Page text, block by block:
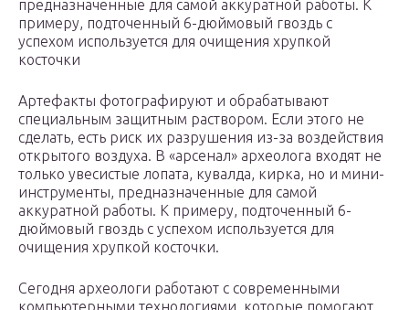
предназначенные для самой аккуратной работы. К
примеру, подточенный 6-дюймовый гвоздь с
успехом используется для очищения хрупкой
косточки
Артефакты фотографируют и обрабатывают
специальным защитным раствором. Если этого не
сделать, есть риск их разрушения из-за воздействия
открытого воздуха. В «арсенал» археолога входят не
только увесистые лопата, кувалда, кирка, но и мини-
инструменты, предназначенные для самой
аккуратной работы. К примеру, подточенный 6-
дюймовый гвоздь с успехом используется для
очищения хрупкой косточки.
Сегодня археологи работают с современными
компьютерными технологиями, которые помогают